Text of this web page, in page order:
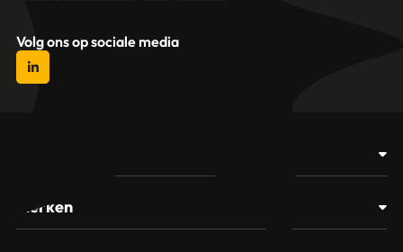
Volg ons op sociale media
Glasbewassing
Merken